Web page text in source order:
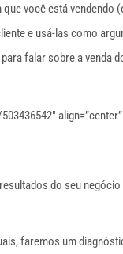
você está vendendo
e usá-las como
falar sobre a venda
do seu
faremos um